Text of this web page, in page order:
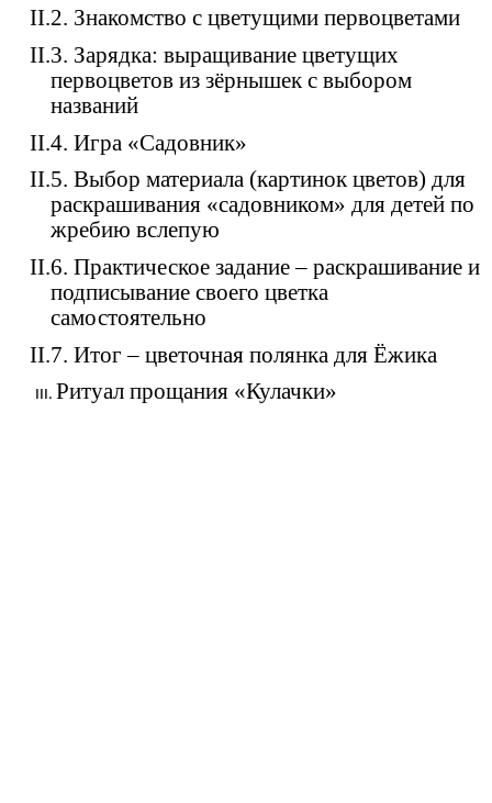
II.2. Знакомство с цветущими первоцветами
II.3. Зарядка: выращивание цветущих
первоцветов из зёрнышек с выбором
названий
II.4. Игра «Садовник»
II.5. Выбор материала (картинок цветов) для
раскрашивания «садовником» для детей по
жребию вслепую
II.6. Практическое задание – раскрашивание и
подписывание своего цветка
самостоятельно
II.7. Итог – цветочная полянка для Ёжика
Ритуал прощания «Кулачки»